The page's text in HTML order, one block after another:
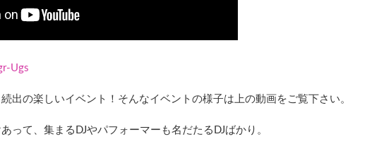
Ugs
出の楽しいイベント！そんなイベントの様子は上の動画をご覧下さい。
って、集まるDJやパフォーマーも名だたるDJばかり。